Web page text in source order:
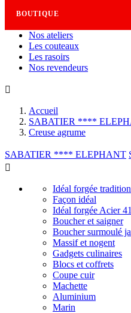
BOUTIQUE
Nos ateliers
Les couteaux
Les rasoirs
Nos revendeurs

Accueil
SABATIER ****
Creuse agrume
SABATIER **** ELEPHANT

Idéal forgée
Façon idéal
Idéal forgée Acier
Boucher et saigner
Boucher surmoulé
Massif et nogent
Gadgets culinaires
Blocs et coffrets
Coupe cuir
Machette
Aluminium
Marin